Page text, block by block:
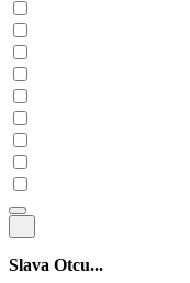
Slava Otcu...